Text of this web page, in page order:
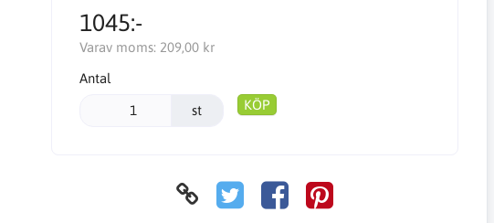
1045:-
Varav moms: 209,00 kr
Antal
st KÖP